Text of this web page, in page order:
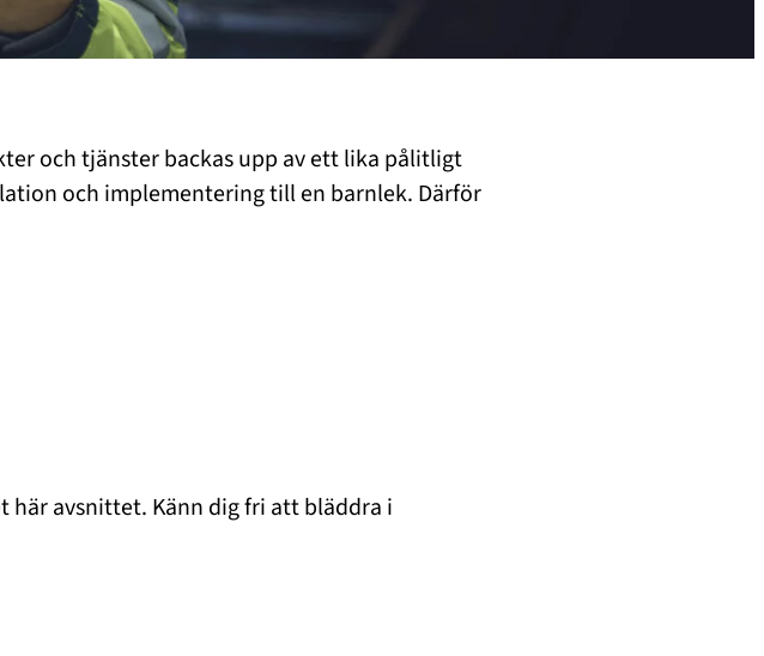
och tjänster backas upp av ett lika pålitligt
och implementering till en barnlek. Därför
här avsnittet. Känn dig fri att bläddra i